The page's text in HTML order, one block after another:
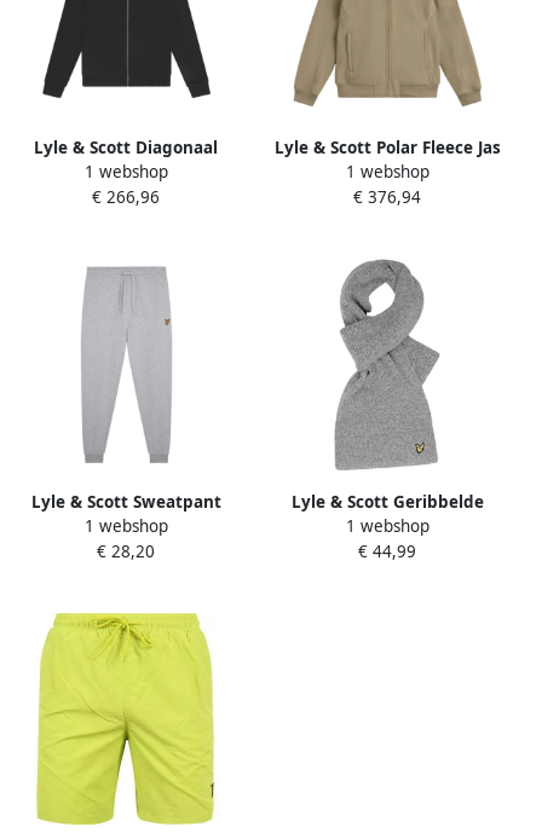
Lyle & Scott Diagonaal
Weefsel Rits Hoodie Black
Heren
1 webshop
€ 266,96
Lyle & Scott Polar Fleece Jas
Beige Heren
1 webshop
€ 376,94
Lyle & Scott Sweatpant
Broek Gray Dames
1 webshop
€ 28,20
Lyle & Scott Geribbelde
Sjaal in Koel Grijs Gray
Unisex
1 webshop
€ 44,99